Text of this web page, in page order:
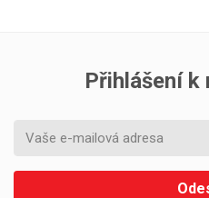
Přihlášení k